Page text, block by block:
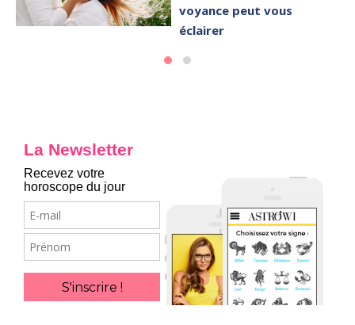
voyance peut vous
éclairer
La Newsletter
Recevez votre
horoscope du jour
E-
mail
Prénom
S'inscrire !